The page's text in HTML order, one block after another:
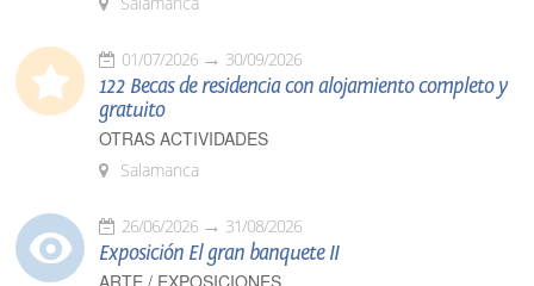
01/07/2026 30/09/2026
122 Becas de residencia con alojamiento completo y
gratuito
OTRAS ACTIVIDADES
Salamanca
26/06/2026 31/08/2026
Exposición El gran banquete II
ARTE / EXPOSICIONES